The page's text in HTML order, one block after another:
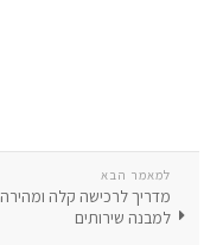
למאמר הבא
מדריך לרכישה קלה ומהירה
למבנה שירותים